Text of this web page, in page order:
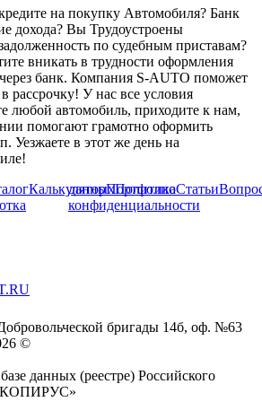
на покупку Автомобиля? Банк
дохода? Вы Трудоустроены
по судебным приставам?
вникать в трудности оформления
банк. Компания S-AUTO поможет
рассрочку! У нас все условия
любой автомобиль, приходите к нам,
помогают грамотно оформить
Уезжаете в этот же день на
КалькуляторПортфолиоСтатьи
данныхПолитика
конфиденциальности
бригады 14б, оф. №63
©
данных (реестре) Российского
КОПИРУС»